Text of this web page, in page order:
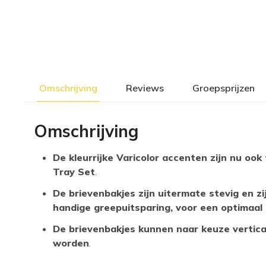
Omschrijving Reviews Groepsprijzen
Omschrijving
De kleurrijke Varicolor accenten zijn nu
Tray Set.
De brievenbakjes zijn uitermate stevig en
handige greepuitsparing, voor een optimaal
De brievenbakjes kunnen naar keuze
worden.